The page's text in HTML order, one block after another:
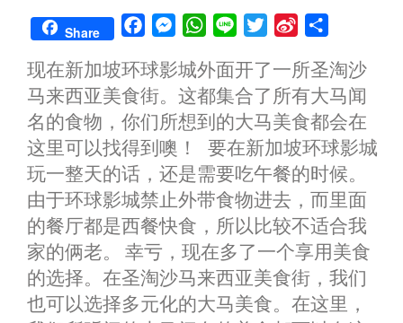
DATE
Share
c
e
b
o
k
s
s
e
g
e
r
W
a
t
s
A
p
p
n
e
t
t
e
r
n
a
W
e
i
b
o
a
r
e
现在新加坡环球影城外面开了一所圣淘沙
马来西亚美食街。这都集合了所有大马闻
名的食物，你们所想到的大马美食都会在
这里可以找得到噢！ 要在新加坡环球影城
玩一整天的话，还是需要吃午餐的时候。
由于环球影城禁止外带食物进去，而里面
的餐厅都是西餐快食，所以比较不适合我
家的俩老。 幸亏，现在多了一个享用美食
的选择。在圣淘沙马来西亚美食街，我们
也可以选择多元化的大马美食。在这里，